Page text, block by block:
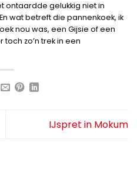
ontaardde gelukkig niet in
wat betreft die pannenkoek, ik
nou was, een Gijsie of een
zo’n trek in een
IJspret in Mokum